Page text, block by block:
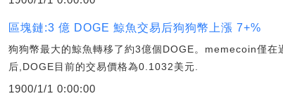
區塊鏈:3 億 DOGE 鯨魚交易后狗狗幣上漲 7+%
狗狗幣最大的鯨魚轉移了約3億個DOGE。memecoin僅
后,DOGE目前的交易價格為0.1032美元.
1900/1/1 0:00:00